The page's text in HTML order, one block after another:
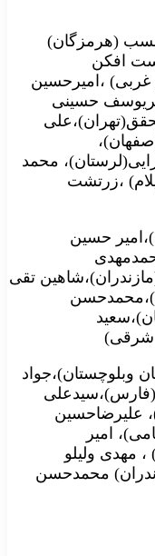
نسب (هرمزگان)
افکن
غربی) ،امیرحسین
حسینی
محمد
،زرتشت
حسین
تقی
شرقی)
وبلوچستان)،جواد
علیرضاحسین
امیر
مهدی ولیلو
محمدحسن